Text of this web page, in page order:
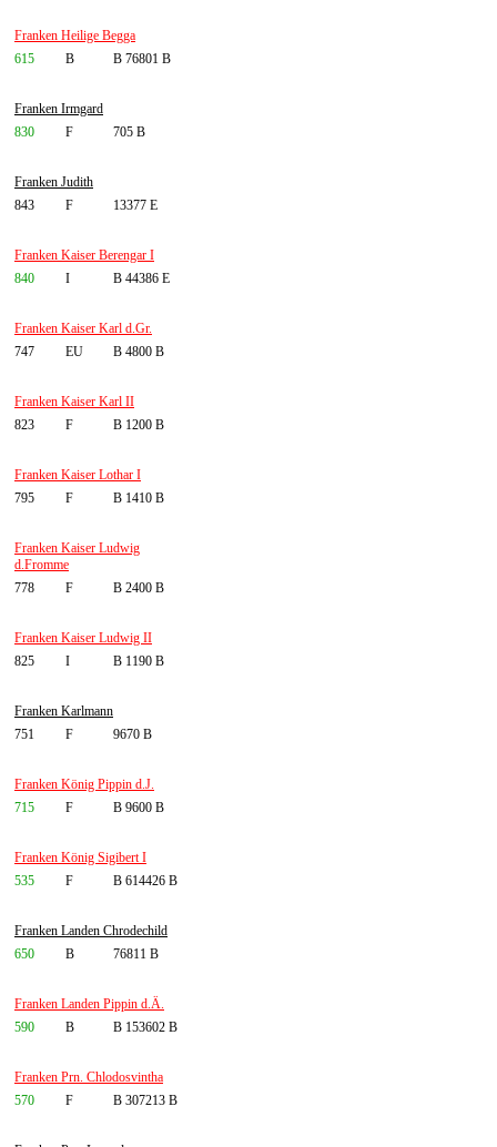
Franken Heilige Begga
615
B B 76801 B
Franken Irmgard
830
F 705 B
Franken Judith
843
F 13377 E
Franken Kaiser Berengar I
840
I B 44386 E
Franken Kaiser Karl d.Gr.
747
EU B 4800 B
Franken Kaiser Karl II
823
F B 1200 B
Franken Kaiser Lothar I
795
F B 1410 B
Franken Kaiser Ludwig
d.Fromme
778
F B 2400 B
Franken Kaiser Ludwig II
825
I B 1190 B
Franken Karlmann
751
F 9670 B
Franken König Pippin d.J.
715
F B 9600 B
Franken König Sigibert I
535
F B 614426 B
Franken Landen Chrodechild
650
B 76811 B
Franken Landen Pippin d.Ä.
590
B B 153602 B
Franken Prn. Chlodosvintha
570
F B 307213 B